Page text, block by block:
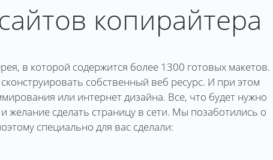
копирайтера
в которой содержится более 1300 готовых макетов.
собственный веб ресурс. И при этом
или интернет дизайна. Все, что будет нужно
сделать страницу в сети. Мы позаботились о
специально для вас сделали: